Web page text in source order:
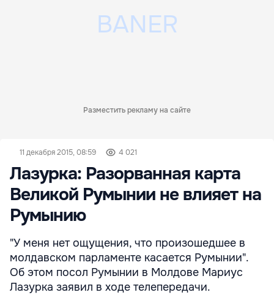
Разместить рекламу на сайте
11 декабря 2015, 08:59 4 021
Лазурка: Разорванная карта
Великой Румынии не влияет на
Румынию
"У меня нет ощущения, что произошедшее в
молдавском парламенте касается Румынии".
Об этом посол Румынии в Молдове Мариус
Лазурка заявил в ходе телепередачи.